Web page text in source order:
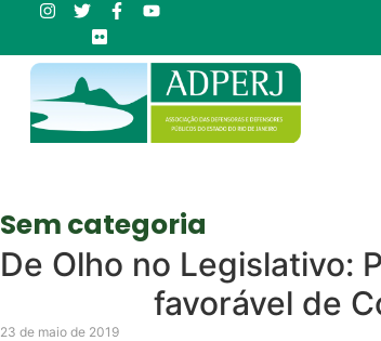
Sem categoria
De Olho no Legislativo:
favorável de
23 de maio de 2019